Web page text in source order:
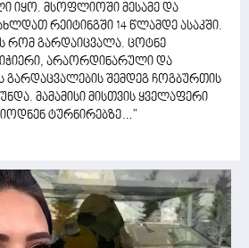
იყო. მსოფლიოში მესამე და
რეიტინგში 14 წლამდე ასაკში.
რომ გარდაიცვალა. ცოტნე
არაორდინარული და
გარდაცვალების შემდეგ ჩოგბურთის
მამამისი მისთვის ყველაფერი
ტურნირებზე…"